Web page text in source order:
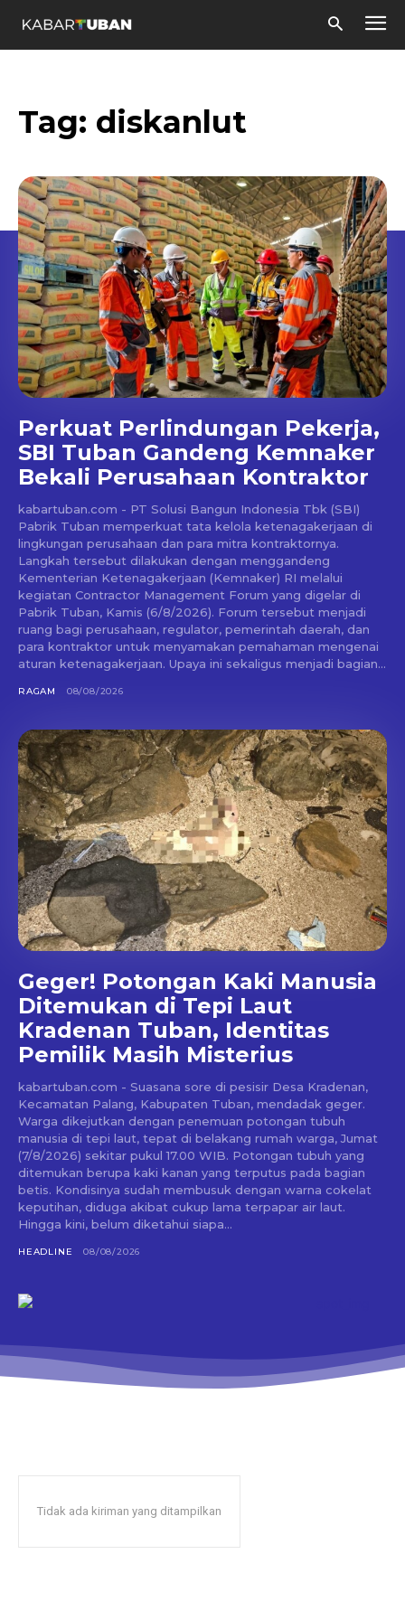
Tag: diskanlut
Perkuat Perlindungan Pekerja,
SBI Tuban Gandeng Kemnaker
Bekali Perusahaan Kontraktor
kabartuban.com - PT Solusi Bangun Indonesia Tbk (SBI)
Pabrik Tuban memperkuat tata kelola ketenagakerjaan di
lingkungan perusahaan dan para mitra kontraktornya.
Langkah tersebut dilakukan dengan menggandeng
Kementerian Ketenagakerjaan (Kemnaker) RI melalui
kegiatan Contractor Management Forum yang digelar di
Pabrik Tuban, Kamis (6/8/2026). Forum tersebut menjadi
ruang bagi perusahaan, regulator, pemerintah daerah, dan
para kontraktor untuk menyamakan pemahaman mengenai
aturan ketenagakerjaan. Upaya ini sekaligus menjadi bagian...
RAGAM 08/08/2026
Geger! Potongan Kaki Manusia
Ditemukan di Tepi Laut
Kradenan Tuban, Identitas
Pemilik Masih Misterius
kabartuban.com - Suasana sore di pesisir Desa Kradenan,
Kecamatan Palang, Kabupaten Tuban, mendadak geger.
Warga dikejutkan dengan penemuan potongan tubuh
manusia di tepi laut, tepat di belakang rumah warga, Jumat
(7/8/2026) sekitar pukul 17.00 WIB. Potongan tubuh yang
ditemukan berupa kaki kanan yang terputus pada bagian
betis. Kondisinya sudah membusuk dengan warna cokelat
keputihan, diduga akibat cukup lama terpapar air laut.
Hingga kini, belum diketahui siapa...
HEADLINE 08/08/2026
Tidak ada kiriman yang ditampilkan